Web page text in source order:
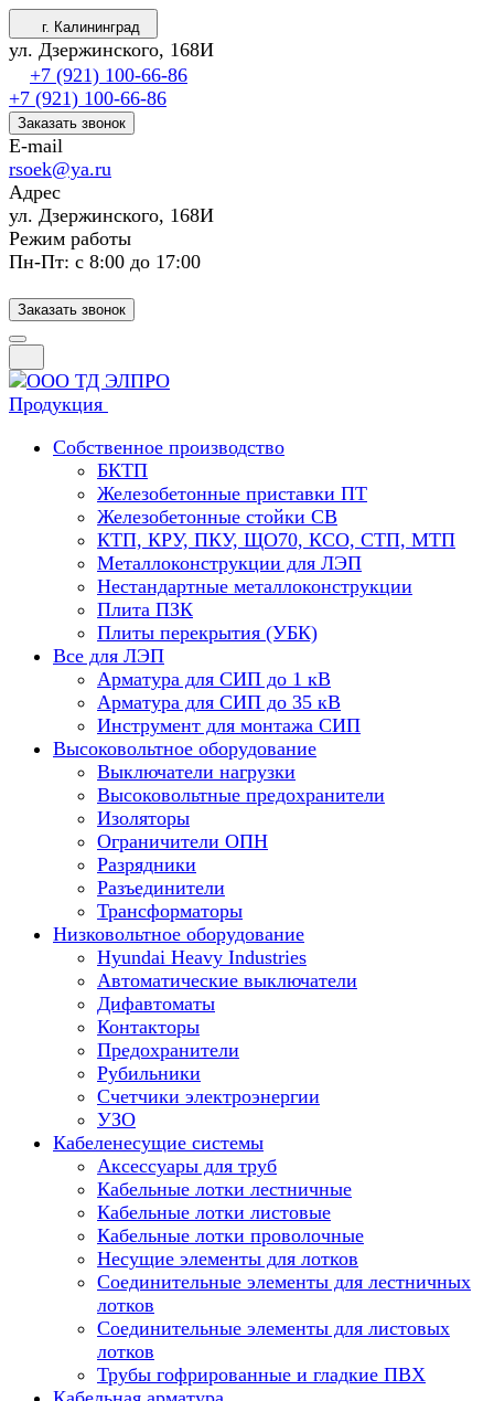
г. Калининград
ул. Дзержинского, 168И
+7 (921) 100-66-86
+7 (921) 100-66-86
Заказать звонок
E-mail
rsoek@ya.ru
Адрес
ул. Дзержинского, 168И
Режим работы
Пн-Пт: с 8:00 до 17:00
Заказать звонок
Продукция
Собственное производство
БКТП
Железобетонные приставки ПТ
Железобетонные стойки СВ
КТП, КРУ, ПКУ, ЩО70, КСО, СТП, МТП
Металлоконструкции для ЛЭП
Нестандартные металлоконструкции
Плита ПЗК
Плиты перекрытия (УБК)
Все для ЛЭП
Арматура для СИП до 1 кВ
Арматура для СИП до 35 кВ
Инструмент для монтажа СИП
Высоковольтное оборудование
Выключатели нагрузки
Высоковольтные предохранители
Изоляторы
Ограничители ОПН
Разрядники
Разъединители
Трансформаторы
Низковольтное оборудование
Hyundai Heavy Industries
Автоматические выключатели
Дифавтоматы
Контакторы
Предохранители
Рубильники
Счетчики электроэнергии
УЗО
Кабеленесущие системы
Аксессуары для труб
Кабельные лотки лестничные
Кабельные лотки листовые
Кабельные лотки проволочные
Несущие элементы для лотков
Соединительные элементы для лестничных
лотков
Соединительные элементы для листовых
лотков
Трубы гофрированные и гладкие ПВХ